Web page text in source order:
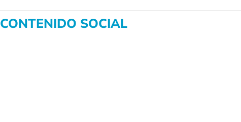
CONTENIDO SOCIAL